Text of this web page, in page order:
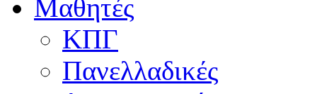
Μαθητές
ΚΠΓ
Πανελλαδικές